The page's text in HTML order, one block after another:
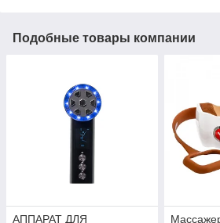
Подобные товары компании
АППАРАТ ДЛЯ